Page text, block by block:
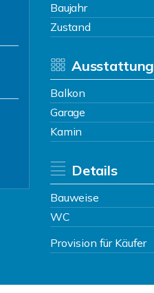
Baujahr
Zustand
Ausstattung
Balkon
Garage
Kamin
Details
Bauweise
WC
Provision für Käufer